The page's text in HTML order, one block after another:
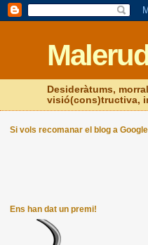
Desideràtums,
visió(cons)tructiva,
Si vols recomanar el blog a
Ens han dat un premi!